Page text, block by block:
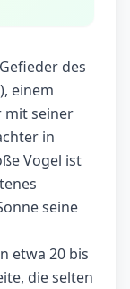
des
einem
mit seiner
in
Vogel ist
seine
etwa 20 bis
die selten